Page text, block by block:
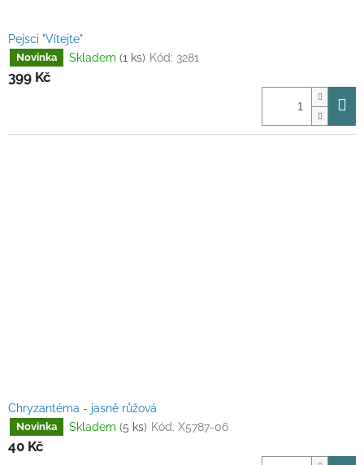
Pejsci "Vítejte"
Novinka Skladem (1 ks) Kód: 3281
399 Kč
Chryzantéma - jasně růžová
Novinka Skladem (5 ks) Kód: X5787-06
40 Kč